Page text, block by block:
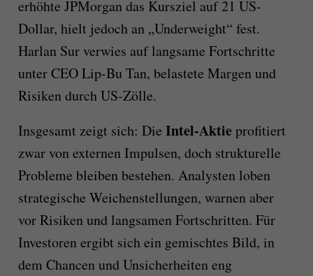
erhöhte JPMorgan das Kursziel auf 21 US-
Dollar, hielt jedoch an „Underweight“ fest.
Harlan Sur verwies auf langsame Fortschritte
unter CEO Lip-Bu Tan, belastete Margen und
Risiken durch US-Zölle.
Insgesamt zeigt sich: Die Intel-Aktieprofitiert
zwar von externen Impulsen, doch strukturelle
Probleme bleiben bestehen. Analysten loben
strategische Weichenstellungen, warnen aber
vor Risiken und langsamen Fortschritten. Für
Investoren ergibt sich ein gemischtes Bild, in
dem Chancen und Unsicherheiten eng